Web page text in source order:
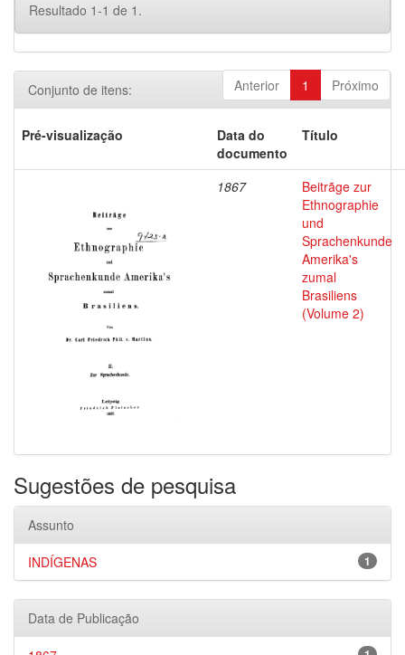
Resultado 1-1 de 1.
Anterior 1 Próximo
Conjunto de itens:
Pré-visualização
Data do
documento
Título
1867
Beitrãge zur
Ethnographie
und
Sprachenkunde
Amerika's
zumal
Brasiliens
(Volume 2)
Sugestões de pesquisa
Assunto
1
INDÍGENAS
Data de Publicação